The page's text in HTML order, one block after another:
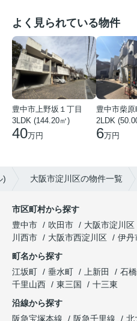
よく見られている物件
豊中市上野坂１丁目
3LDK (144.20㎡)
40万円
豊中市柴原
2LDK
6万円
) 大阪市淀川区の物件一覧
市区町村から探す
豊中市
吹田市 大阪市淀川区
川西市
大阪市西淀川区 伊丹
町名から探す
江坂町
垂水町 上新田 石橋
千里山西
東三国
十三東
沿線から探す
阪急宝塚本線
阪急千里線
北